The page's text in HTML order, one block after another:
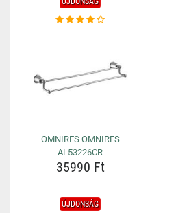
OMNIRES OMNIRES
AL53226CR
35990 Ft
ÚJDONSÁG